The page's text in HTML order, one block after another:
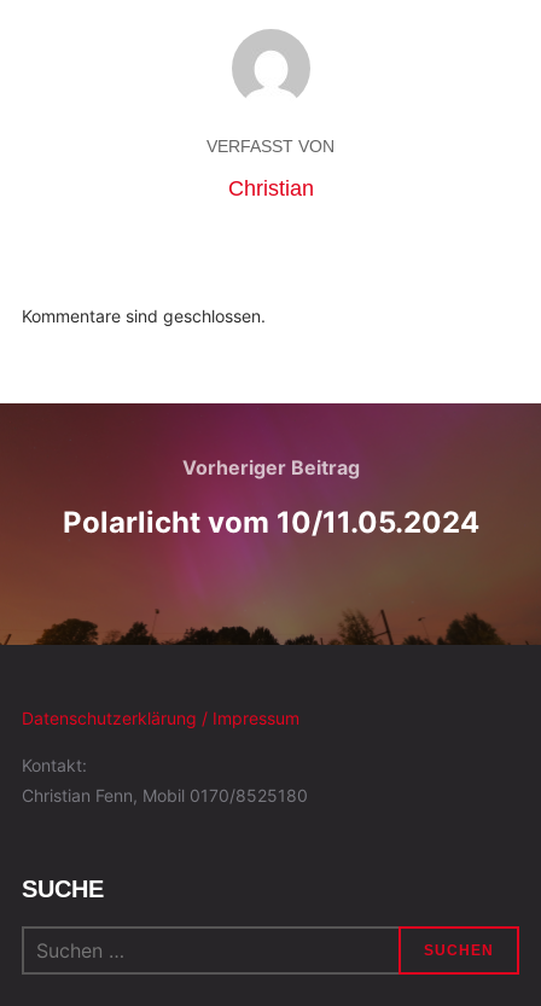
VERFASST VON
Christian
Kommentare sind geschlossen.
Vorheriger Beitrag
Polarlicht vom 10/11.05.2024
Datenschutzerklärung / Impressum
Kontakt:
Christian Fenn, Mobil 0170/8525180
SUCHE
Suchen
nach: